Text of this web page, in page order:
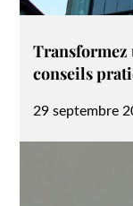
Transformez
conseils
Posted
29 septembre